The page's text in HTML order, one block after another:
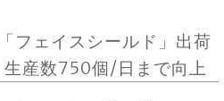
フェイスシールド」出荷
産数750個/日まで向上